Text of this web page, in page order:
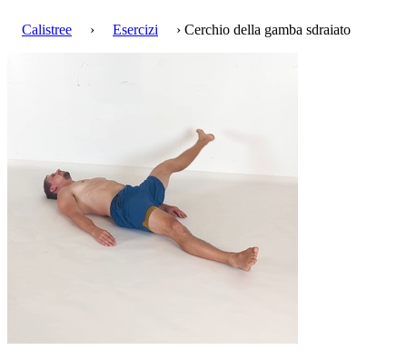
Calistree › Esercizi › Cerchio della gamba sdraiato